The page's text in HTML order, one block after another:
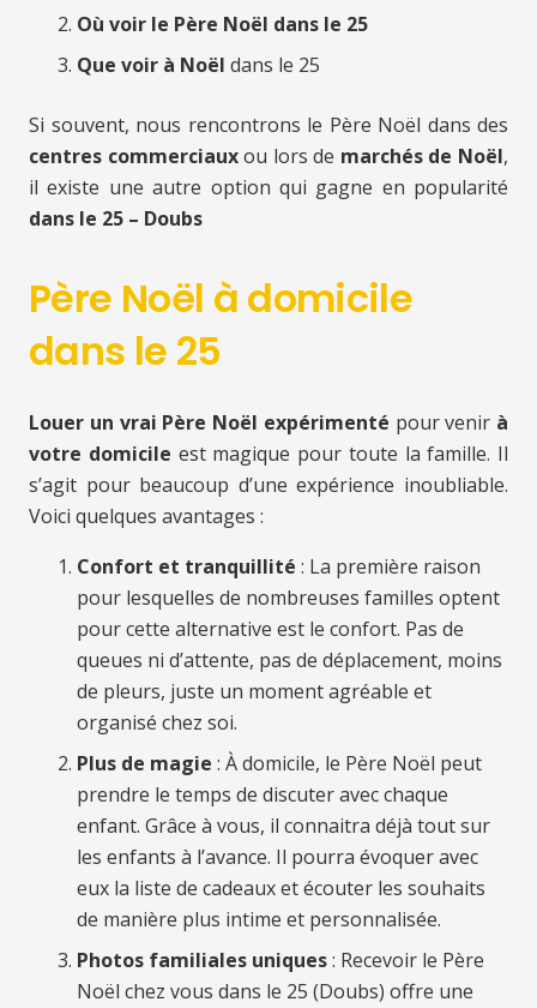
Où voir le Père Noël dans le 25
Que voir à Noël dans le 25
Si souvent, nous rencontrons le Père Noël dans des
centres commerciauxou lors de marchés de Noël,
il existe une autre option qui gagne en popularité
dans le 25 – Doubs
Père Noël à domicile
dans le 25
Louer un vrai Père Noël expérimenté pour venir à
votre domicile est magique pour toute la famille. Il
s’agit pour beaucoup d’une expérience inoubliable.
Voici quelques avantages :
Confort et tranquillité : La première raison
pour lesquelles de nombreuses familles optent
pour cette alternative est le confort. Pas de
queues ni d’attente, pas de déplacement, moins
de pleurs, juste un moment agréable et
organisé chez soi.
Plus de magie : À domicile, le Père Noël peut
prendre le temps de discuter avec chaque
enfant. Grâce à vous, il connaitra déjà tout sur
les enfants à l’avance. Il pourra évoquer avec
eux la liste de cadeaux et écouter les souhaits
de manière plus intime et personnalisée.
Photos familiales uniques: Recevoir le Père
Noël chez vous dans le 25 (Doubs) offre une